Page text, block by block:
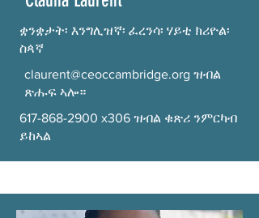
ቋንቋታት፡ እንግሊዝኛ፡ ፈረንሳ፡ ሃይቲ ክሪዮል፡
ስጳኛ
claurent@ceoccambridge.org ዝብል
ጽሑፍ ኣሎ።
617-868-2900 x306 ዝብል ቁጽሪ ንምርካብ
ይከኣል